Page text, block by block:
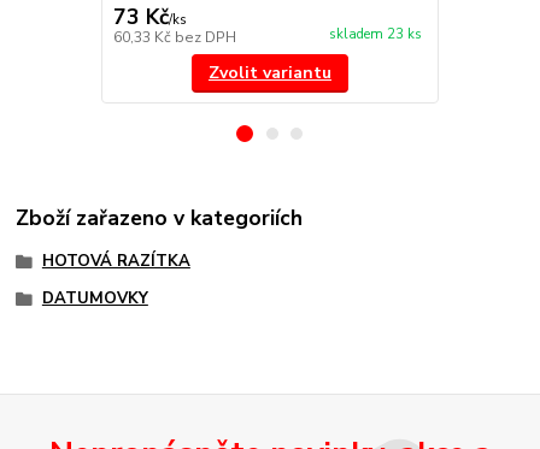
73 Kč/ks
60,33 Kč bez DPH skladem 23 ks
Zvolit variantu
Zboží zařazeno v kategoriích
HOTOVÁ RAZÍTKA
DATUMOVKY